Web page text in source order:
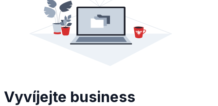
Vyvíjejte business